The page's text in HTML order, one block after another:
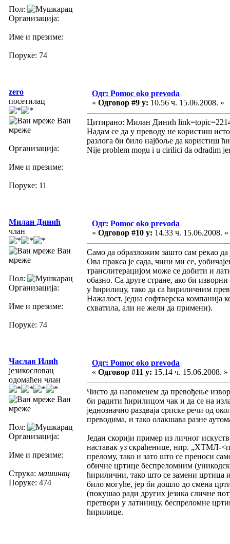
Пол:
Организација:
Име и презиме:
Поруке: 74
zero
посетилац
Ван
мреже
Организација:
Име и презиме:
Поруке: 11
Одг: Pomoc oko prevoda
« Одговор #9 у: 10.56 ч. 15.06.2008. »
Цитирано: Милан Динић
Надам се да у преводу не користиш
разлога би било најбоље да користиш
Nije problem mogu i u cirilici da odradim
Милан Динић
члан
Ван
мреже
Пол:
Организација:
Име и презиме:
Поруке: 74
Одг: Pomoc oko prevoda
« Одговор #10 у: 14.33 ч. 15.06.2008. »
Само да образложим зашто сам рекао да
Ова пракса је сада, чини ми се,
транслитерацијом може се добити и
обазно. Са друге стране, ако би
у ћирилицу, тако да са ћириличним
Нажалост, једна софтверска компанија
схватила, али не жели да примени).
Часлав Илић
језикословац
одомаћен члан
Ван
мреже
Пол:
Организација:
Име и презиме:
Струка: машинац
Поруке: 474
Одг: Pomoc oko prevoda
« Одговор #11 у: 15.14 ч. 15.06.2008. »
Чисто да напоменем да превођење
би радити ћирилицом чак и да се на
једнозначно раздваја српске речи од
преводима, и тако олакшава разне
Један скорији пример из личног
наставак уз скраћенице, нпр. „ХТМЛ-
прелому, тако и зато што се преноси
обичне цртице беспреломним
ћирилични, тако што се замени цртица
било могуће, јер би дошло до смена
(покушао ради других језика сличне
претвори у латиницу, беспреломне
ћирилице.